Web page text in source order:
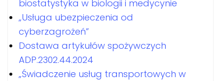
biostatystyka w biologii i medycynie
„Usługa ubezpieczenia od
cyberzagrożeń”
Dostawa artykułów spożywczych
ADP.2302.44.2024
„Świadczenie usług transportowych w